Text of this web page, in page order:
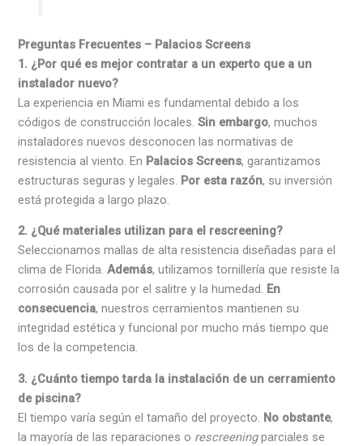
Preguntas Frecuentes – Palacios Screens
1. ¿Por qué es mejor contratar a un experto que a un
instalador nuevo?
La experiencia en Miami es fundamental debido a los
códigos de construcción locales.Sin embargo, muchos
instaladores nuevos desconocen las normativas de
resistencia al viento. En Palacios Screens, garantizamos
estructuras seguras y legales. Por esta razón, su inversión
está protegida a largo plazo.
2. ¿Qué materiales utilizan para el rescreening?
Seleccionamos mallas de alta resistencia diseñadas para el
clima de Florida.Además, utilizamos tornillería que resiste la
corrosión causada por el salitre y la humedad. En
consecuencia, nuestros cerramientos mantienen su
integridad estética y funcional por mucho más tiempo que
los de la competencia.
3. ¿Cuánto tiempo tarda la instalación de un cerramiento
de piscina?
El tiempo varía según el tamaño del proyecto. No obstante,
la mayoría de las reparaciones o rescreeningparciales se